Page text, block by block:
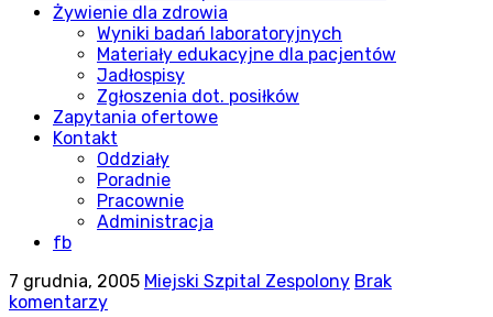
Żywienie dla zdrowia
Wyniki badań laboratoryjnych
Materiały edukacyjne dla pacjentów
Jadłospisy
Zgłoszenia dot. posiłków
Zapytania ofertowe
Kontakt
Oddziały
Poradnie
Pracownie
Administracja
fb
7 grudnia, 2005 Miejski Szpital Zespolony Brak
komentarzy